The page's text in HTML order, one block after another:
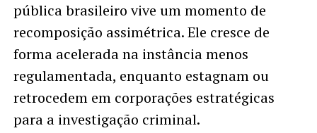
pública brasileiro vive um momento de
recomposição assimétrica. Ele cresce de
forma acelerada na instância menos
regulamentada, enquanto estagnam ou
retrocedem em corporações estratégicas
para a investigação criminal.